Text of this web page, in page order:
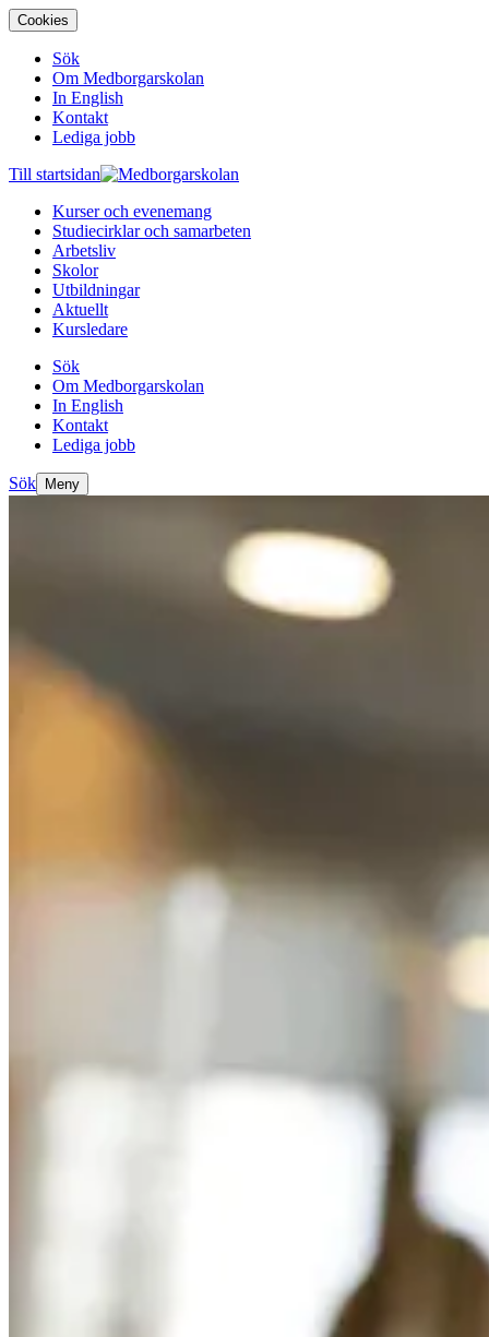
Cookies
Sök
Om Medborgarskolan
In English
Kontakt
Lediga jobb
Till startsidan
Kurser och evenemang
Studiecirklar och samarbeten
Arbetsliv
Skolor
Utbildningar
Aktuellt
Kursledare
Sök
Om Medborgarskolan
In English
Kontakt
Lediga jobb
Sök Meny